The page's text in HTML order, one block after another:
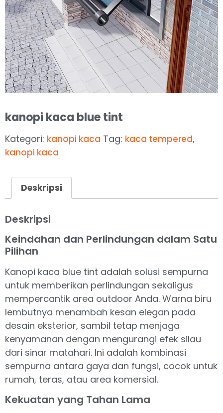
kanopi kaca blue tint
Kategori: kanopi kaca Tag: kaca tempered,
kanopi kaca
Deskripsi
Deskripsi
Keindahan dan Perlindungan dalam Satu
Pilihan
Kanopi kaca blue tint adalah solusi sempurna
untuk memberikan perlindungan sekaligus
mempercantik area outdoor Anda. Warna biru
lembutnya menambah kesan elegan pada
desain eksterior, sambil tetap menjaga
kenyamanan dengan mengurangi efek silau
dari sinar matahari. Ini adalah kombinasi
sempurna antara gaya dan fungsi, cocok untuk
rumah, teras, atau area komersial.
Kekuatan yang Tahan Lama